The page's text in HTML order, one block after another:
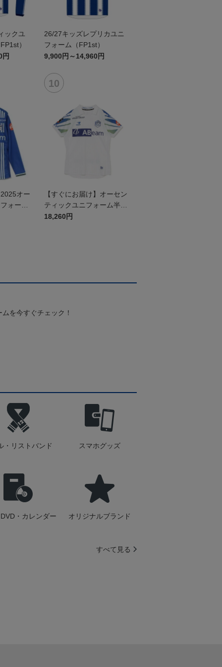
ックユ
）
円
26/27キッズレプリカユニ
フォーム（FP1st）
9,900円～14,960円
オー
ォーム
【すぐにお届け】オーセン
ティックユニフォーム半袖
（2026百年構想リーグ）F
18,260円
を今すぐチェック！
・リストバンド スマホグッズ
・カレンダー オリジナルブランド
すべて見る